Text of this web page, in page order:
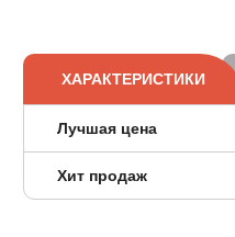
ХАРАКТЕРИСТИКИ
Лучшая цена
Хит продаж